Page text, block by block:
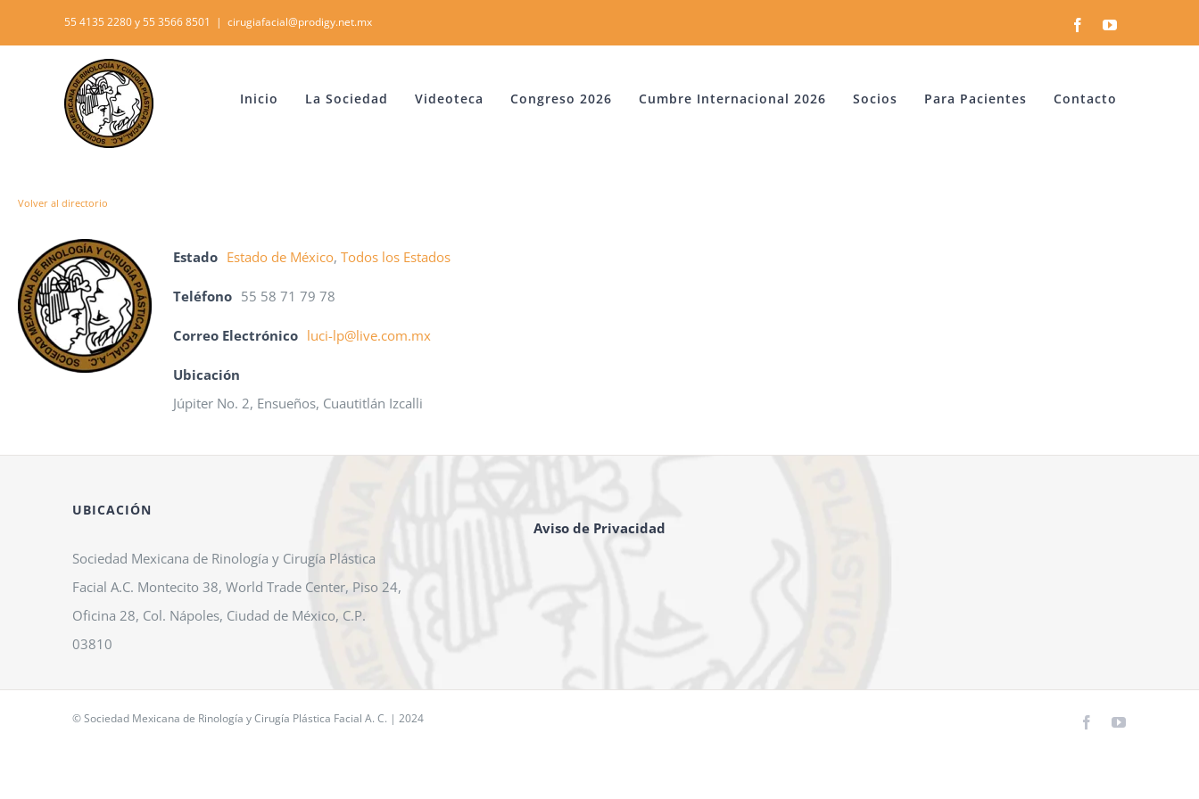
to
55 4135 2280 y 55 3566 8501 | cirugiafacial@prodigy.net.mx FacebookYouTube
Inicio La Sociedad Videoteca Congreso 2026 Cumbre Internacional 2026 Socios Para Pacientes Contacto
Volver al directorio
Estado Estado de México, Todos los Estados
Teléfono 55 58 71 79 78
Correo Electrónico luci-lp@live.com.mx
Ubicación
Júpiter No. 2, Ensueños, Cuautitlán Izcalli
UBICACIÓN
Sociedad Mexicana de Rinología y Cirugía Plástica
Facial A.C. Montecito 38, World Trade Center, Piso 24,
Oficina 28, Col. Nápoles, Ciudad de México, C.P.
03810
Aviso de Privacidad
© Sociedad Mexicana de Rinología y Cirugía Plástica Facial A. C. | 2024 FacebookYouTube